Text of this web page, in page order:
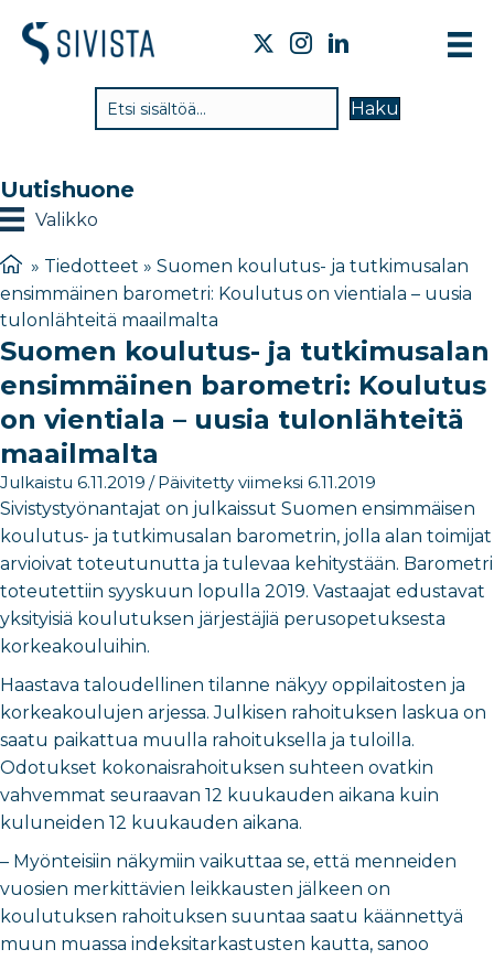
Haku
Uutishuone
Valikko
» Tiedotteet » Suomen koulutus- ja tutkimusalan
ensimmäinen barometri: Koulutus on vientiala – uusia
tulonlähteitä maailmalta
Suomen koulutus- ja tutkimusalan
ensimmäinen barometri: Koulutus
on vientiala – uusia tulonlähteitä
maailmalta
Julkaistu 6.11.2019 / Päivitetty viimeksi 6.11.2019
Sivistystyönantajat on julkaissut Suomen ensimmäisen
koulutus- ja tutkimusalan barometrin, jolla alan toimijat
arvioivat toteutunutta ja tulevaa kehitystään. Barometri
toteutettiin syyskuun lopulla 2019. Vastaajat edustavat
yksityisiä koulutuksen järjestäjiä perusopetuksesta
korkeakouluihin.
Haastava taloudellinen tilanne näkyy oppilaitosten ja
korkeakoulujen arjessa. Julkisen rahoituksen laskua on
saatu paikattua muulla rahoituksella ja tuloilla.
Odotukset kokonaisrahoituksen suhteen ovatkin
vahvemmat seuraavan 12 kuukauden aikana kuin
kuluneiden 12 kuukauden aikana.
– Myönteisiin näkymiin vaikuttaa se, että menneiden
vuosien merkittävien leikkausten jälkeen on
koulutuksen rahoituksen suuntaa saatu käännettyä
muun muassa indeksitarkastusten kautta, sanoo